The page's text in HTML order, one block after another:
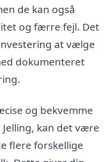
de kan også
og færre fejl. Det
at vælge
dokumenteret
og bekvemme
kan det være
flere forskellige